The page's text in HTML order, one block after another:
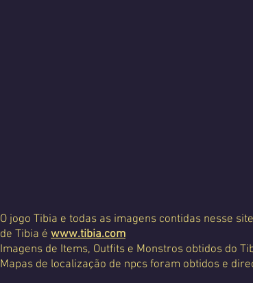
O jogo Tibia e todas as imagens contidas nesse
de Tibia é www.tibia.com
Imagens de Items, Outfits e Monstros obtidos do
Mapas de localização de npcs foram obtidos e